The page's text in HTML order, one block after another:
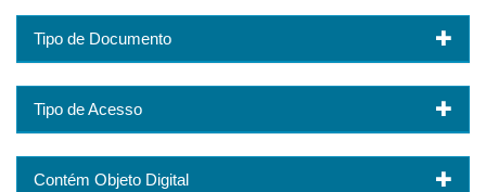
Tipo de Documento
Tipo de Acesso
Contém Objeto Digital